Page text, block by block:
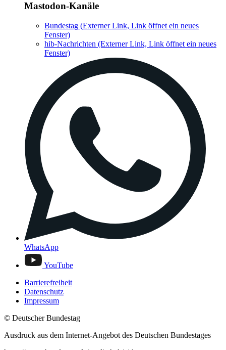
Mastodon-Kanäle
Bundestag (Externer Link, Link öffnet ein neues
Fenster)
hib-Nachrichten (Externer Link, Link öffnet ein neues
Fenster)
WhatsApp
YouTube
Barrierefreiheit
Datenschutz
Impressum
© Deutscher Bundestag
Ausdruck aus dem Internet-Angebot des Deutschen Bundestages